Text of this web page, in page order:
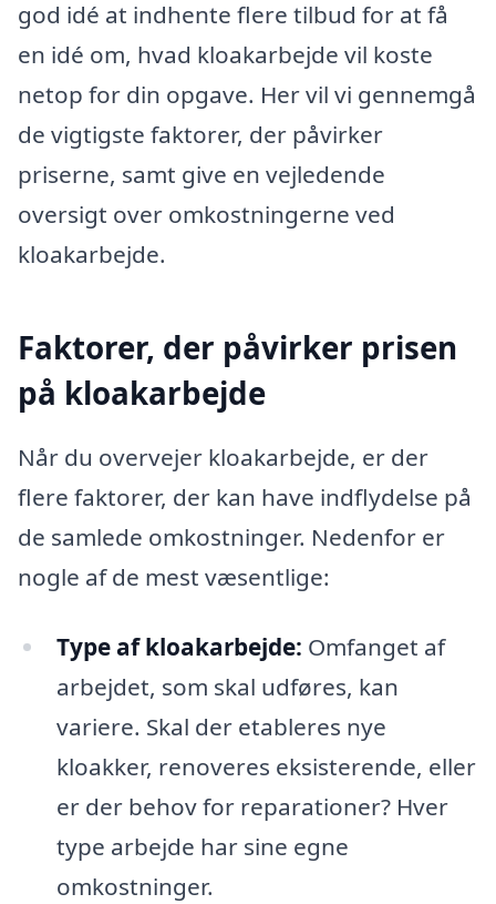
god idé at indhente flere tilbud for at få
en idé om, hvad kloakarbejde vil koste
netop for din opgave. Her vil vi gennemgå
de vigtigste faktorer, der påvirker
priserne, samt give en vejledende
oversigt over omkostningerne ved
kloakarbejde.
Faktorer, der påvirker prisen
på kloakarbejde
Når du overvejer kloakarbejde, er der
flere faktorer, der kan have indflydelse på
de samlede omkostninger. Nedenfor er
nogle af de mest væsentlige:
Type af kloakarbejde: Omfanget af
arbejdet, som skal udføres, kan
variere. Skal der etableres nye
kloakker, renoveres eksisterende, eller
er der behov for reparationer? Hver
type arbejde har sine egne
omkostninger.